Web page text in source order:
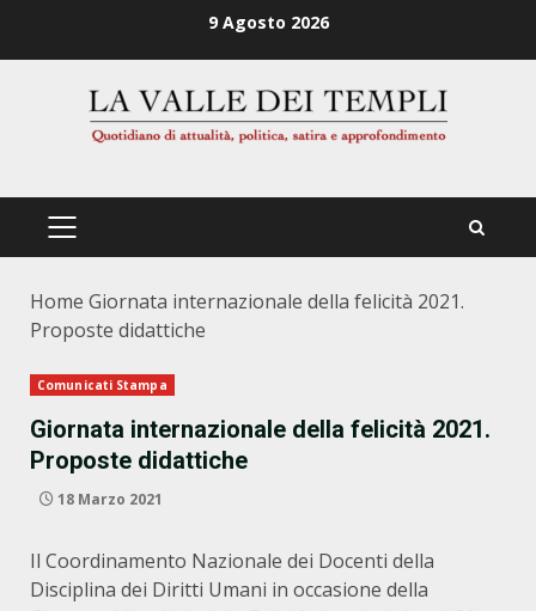
9 Agosto 2026
PRIMÄRES
Home Giornata internazionale della felicità 2021.
Proposte didattiche
Comunicati Stampa
Giornata internazionale della felicità 2021.
Proposte didattiche
18 Marzo 2021
Il Coordinamento Nazionale dei Docenti della
Disciplina dei Diritti Umani in occasione della